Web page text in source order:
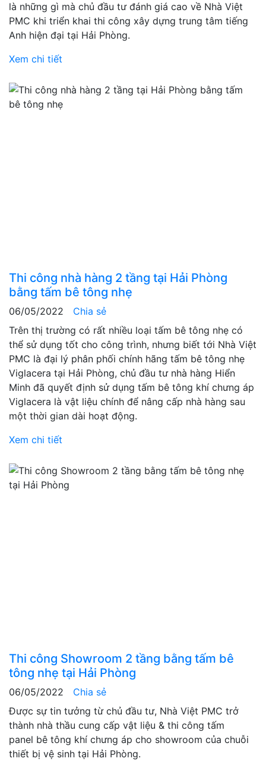
là những gì mà chủ đầu tư đánh giá cao về Nhà Việt
PMC khi triển khai thi công xây dựng trung tâm tiếng
Anh hiện đại tại Hải Phòng.
Xem chi tiết
Thi công nhà hàng 2 tầng tại Hải Phòng
bằng tấm bê tông nhẹ
06/05/2022
Chia sẻ
Trên thị trường có rất nhiều loại tấm bê tông nhẹ có
thể sử dụng tốt cho công trình, nhưng biết tới Nhà Việt
PMC là đại lý phân phối chính hãng tấm bê tông nhẹ
Viglacera tại Hải Phòng, chủ đầu tư nhà hàng Hiển
Minh đã quyết định sử dụng tấm bê tông khí chưng áp
Viglacera là vật liệu chính để nâng cấp nhà hàng sau
một thời gian dài hoạt động.
Xem chi tiết
Thi công Showroom 2 tầng bằng tấm bê
tông nhẹ tại Hải Phòng
06/05/2022
Chia sẻ
Được sự tin tưởng từ chủ đầu tư, Nhà Việt PMC trở
thành nhà thầu cung cấp vật liệu & thi công tấm
panel bê tông khí chưng áp cho showroom của chuỗi
thiết bị vệ sinh tại Hải Phòng.